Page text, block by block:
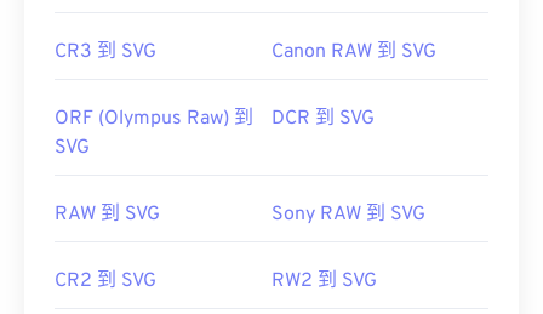
CR3 到 SVG Canon RAW 到 SVG
ORF (Olympus Raw) 到
SVG
DCR 到 SVG
RAW 到 SVG Sony RAW 到 SVG
CR2 到 SVG RW2 到 SVG